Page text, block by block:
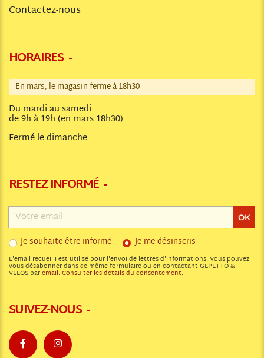
Contactez-nous
HORAIRES
En mars, le magasin ferme à 18h30
Du mardi au samedi
de 9h à 19h (en mars 18h30)
Fermé le dimanche
RESTEZ INFORMÉ
Adresse
email OK
Je souhaite être informé Je me désinscris
L'email recueilli est utilisé pour l'envoi de lettres d'informations. Vous pouvez
vous désabonner dans ce même formulaire ou en contactant GEPETTO &
VELOS paremail. Consulter les détails du consentement.
SUIVEZ-NOUS